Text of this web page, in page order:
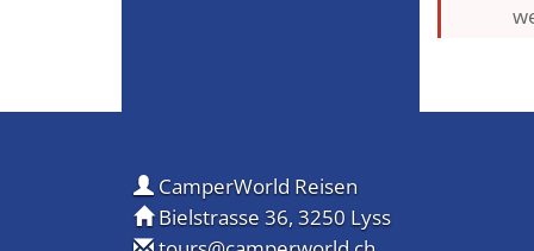
CamperWorld Reisen
Bielstrasse 36, 3250 Lyss